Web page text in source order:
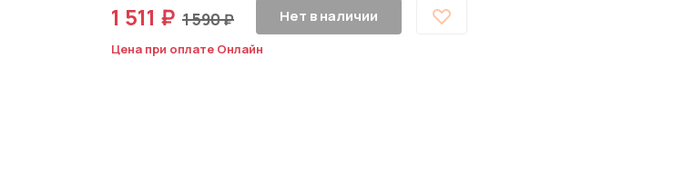
1 511 ₽ 1 590 ₽ Нет в наличии
Цена при оплате Онлайн